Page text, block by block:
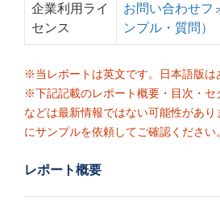
企業利用ライ
センス
お問い合わせフ
ンプル・質問）
※当レポートは英文です。日本語版は
※下記記載のレポート概要・目次・セ
などは最新情報ではない可能性があ
にサンプルを依頼してご確認ください。
レポート概要